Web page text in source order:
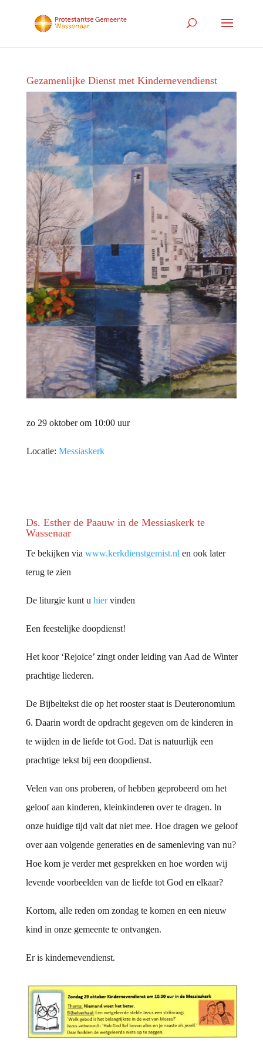
Gezamenlijke Dienst met Kindernevendienst
zo 29 oktober om 10:00 uur
Locatie: Messiaskerk
Ds. Esther de Paauw in de Messiaskerk te
Wassenaar
Te bekijken via www.kerkdienstgemist.nl en ook later
terug te zien
De liturgie kunt u hiervinden
Een feestelijke doopdienst!
Het koor ‘Rejoice’ zingt onder leiding van Aad de Winter
prachtige liederen.
De Bijbeltekst die op het rooster staat is Deuteronomium
6. Daarin wordt de opdracht gegeven om de kinderen in
te wijden in de liefde tot God. Dat is natuurlijk een
prachtige tekst bij een doopdienst.
Velen van ons proberen, of hebben geprobeerd om het
geloof aan kinderen, kleinkinderen over te dragen. ln
onze huidige tijd valt dat niet mee. Hoe dragen we geloof
over aan volgende generaties en de samenleving van nu?
Hoe kom je verder met gesprekken en hoe worden wij
levende voorbeelden van de liefde tot God en elkaar?
Kortom, alle reden om zondag te komen en een nieuw
kind in onze gemeente te ontvangen.
Er is kindernevendienst.